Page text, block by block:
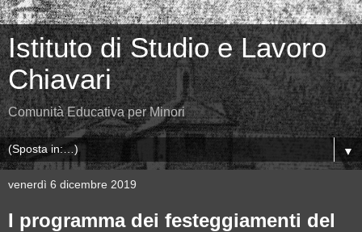
Istituto di Studio e Lavoro
Chiavari
Comunità Educativa per Minori
▼
venerdì 6 dicembre 2019
I programma dei festeggiamenti del